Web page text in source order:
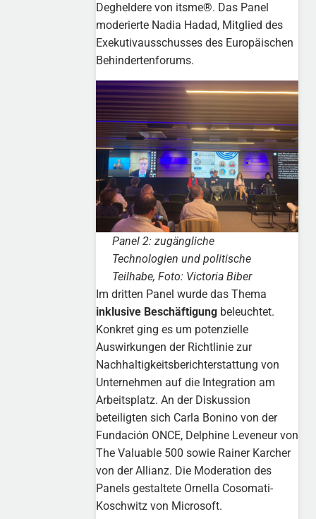
Degheldere von itsme®. Das Panel
moderierte Nadia Hadad, Mitglied des
Exekutivausschusses des Europäischen
Behindertenforums.
Panel 2: zugängliche
Technologien und politische
Teilhabe, Foto: Victoria Biber
Im dritten Panel wurde das Thema
inklusive Beschäftigung beleuchtet.
Konkret ging es um potenzielle
Auswirkungen der Richtlinie zur
Nachhaltigkeitsberichterstattung von
Unternehmen auf die Integration am
Arbeitsplatz. An der Diskussion
beteiligten sich Carla Bonino von der
Fundación ONCE, Delphine Leveneur von
The Valuable 500 sowie Rainer Karcher
von der Allianz. Die Moderation des
Panels gestaltete Ornella Cosomati-
Koschwitz von Microsoft.